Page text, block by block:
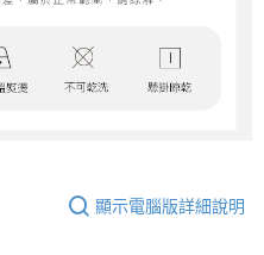
顯示電腦版詳細說明